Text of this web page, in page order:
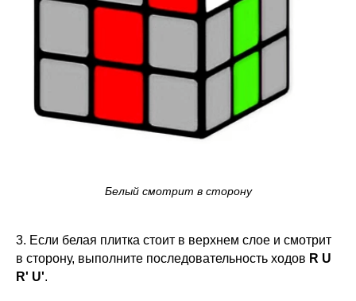
Белый смотрит в сторону
3. Если белая плитка стоит в верхнем слое и смотрит
в сторону, выполните последовательность ходов R U
R' U'.